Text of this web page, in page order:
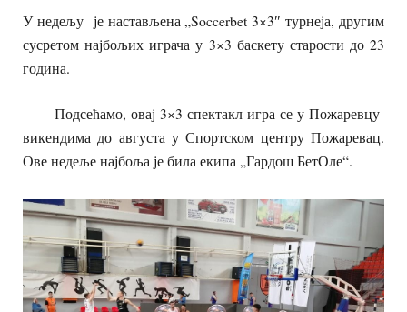
У недељу је настављена „Soccerbet 3×3″ турнеја, другим
сусретом најбољих играча у 3×3 баскету старости до 23
година.
Подсећамо, овај 3×3 спектакл игра се у Пожаревцу
викендима до августа у Спортском центру Пожаревац.
Ове недеље најбоља је била екипа „Гардош БетОле“.